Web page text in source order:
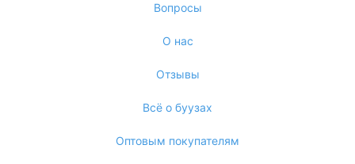
Вопросы
О нас
Отзывы
Всё о буузах
Оптовым покупателям